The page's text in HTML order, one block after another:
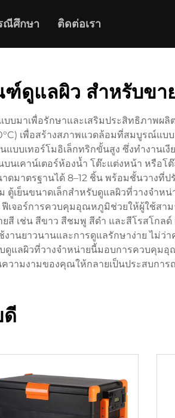
ณีศึกษา ติดต่อเรา
ดูแลผิว สำหรับขา
บมาเพื่อรักษาและเสริมประสิทธิภาพ
เพื่อสร้างสภาพแวดล้อมที่สมบูรณ์แบ
บบเทอร์โมอิเล็กทริกขั้นสูง ซึ่งทำงานเ
เคาน์เตอร์ห้องน้ำ โต๊ะแต่งหน้า หรือโ
าตรฐานได้ 8–12 ชิ้น พร้อมชั้นวางที่ปรั
เย็นขนาดเล็กสำหรับดูแลผิวที่วางจำห
เจอร์การควบคุมอุณหภูมิช่วยให้ผู้ใช้สา
เช่น สีขาว สีชมพู สีดำ และสีโรสโกลด์
านยาวนานและการดูแลรักษาง่าย ไม่ว่
ดูแลผิวที่วางจำหน่ายนี้มอบการควบคุม
วามงามของคุณให้กลายเป็นประสบกา